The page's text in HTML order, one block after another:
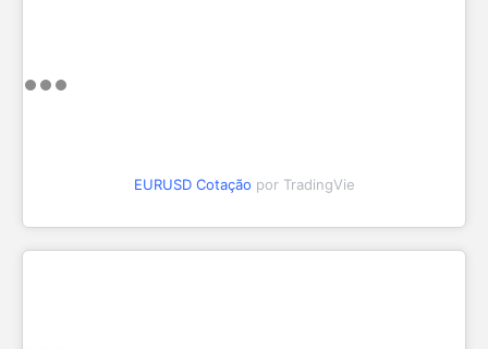
EURUSD Cotação por TradingVie